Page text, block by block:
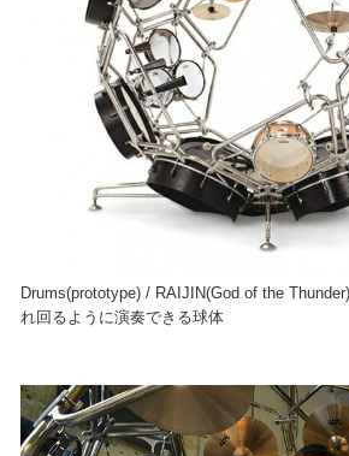
Drums(prototype) / RAIJIN(God of the
れ回るように演奏できる球体